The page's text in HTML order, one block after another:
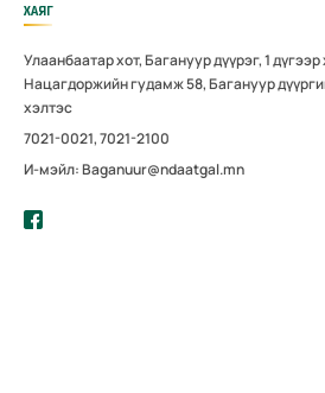
ХАЯГ
Улаанбаатар хот, Багануур дүүрэг, 1
Нацагдоржийн гудамж 58, Багануур
хэлтэс
7021-0021, 7021-2100
И-мэйл: Baganuur@ndaatgal.mn